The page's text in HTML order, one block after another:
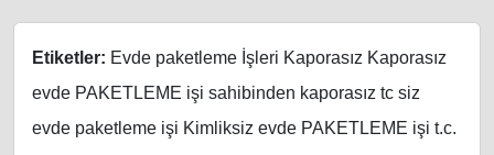
Etiketler: Evde paketleme İşleri Kaporasız Kaporasız
evde PAKETLEME işi sahibinden kaporasız tc siz
evde paketleme işi Kimliksiz evde PAKETLEME işi t.c.